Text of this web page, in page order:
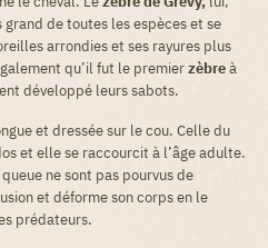
de toutes les espèces et se
arrondies et ses rayures plus
qu’il fut le premierzèbreà
développé leurs sabots.
et dressée sur le cou. Celle du
et elle se raccourcit à l’âge adulte.
ne sont pas pourvus de
et déforme son corps en le
prédateurs.